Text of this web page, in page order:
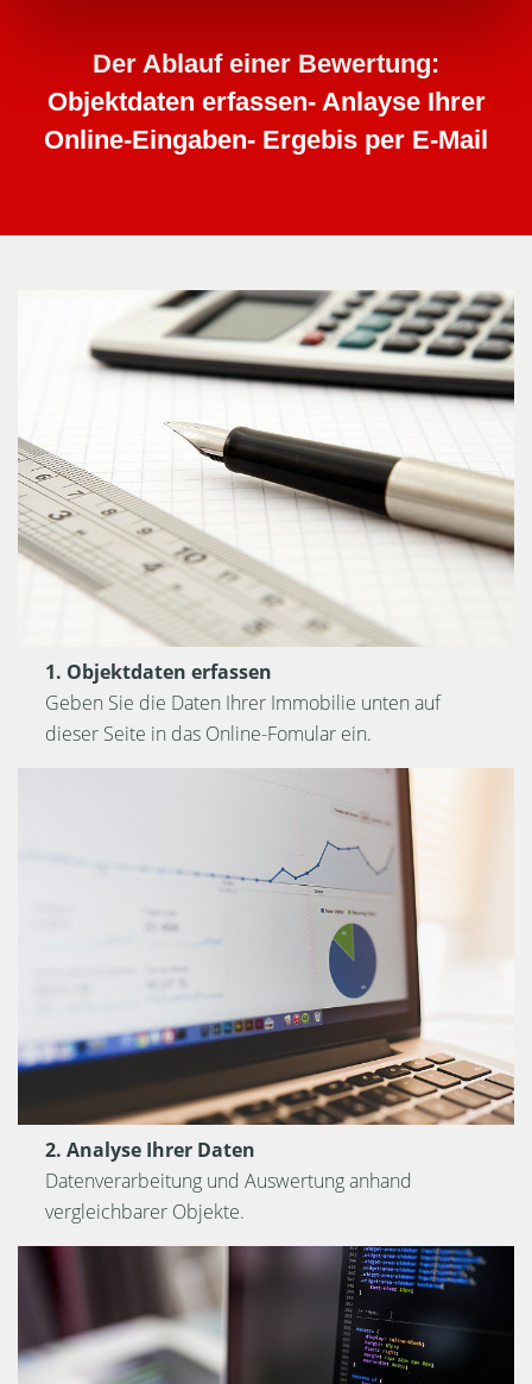
Der Ablauf einer Bewertung:
Objektdaten erfassen- Anlayse Ihrer
Online-Eingaben- Ergebis per E-Mail
1. Objektdaten erfassen
Geben Sie die Daten Ihrer Immobilie unten auf
dieser Seite in das Online-Fomular ein.
2. Analyse Ihrer Daten
Datenverarbeitung und Auswertung anhand
vergleichbarer Objekte.